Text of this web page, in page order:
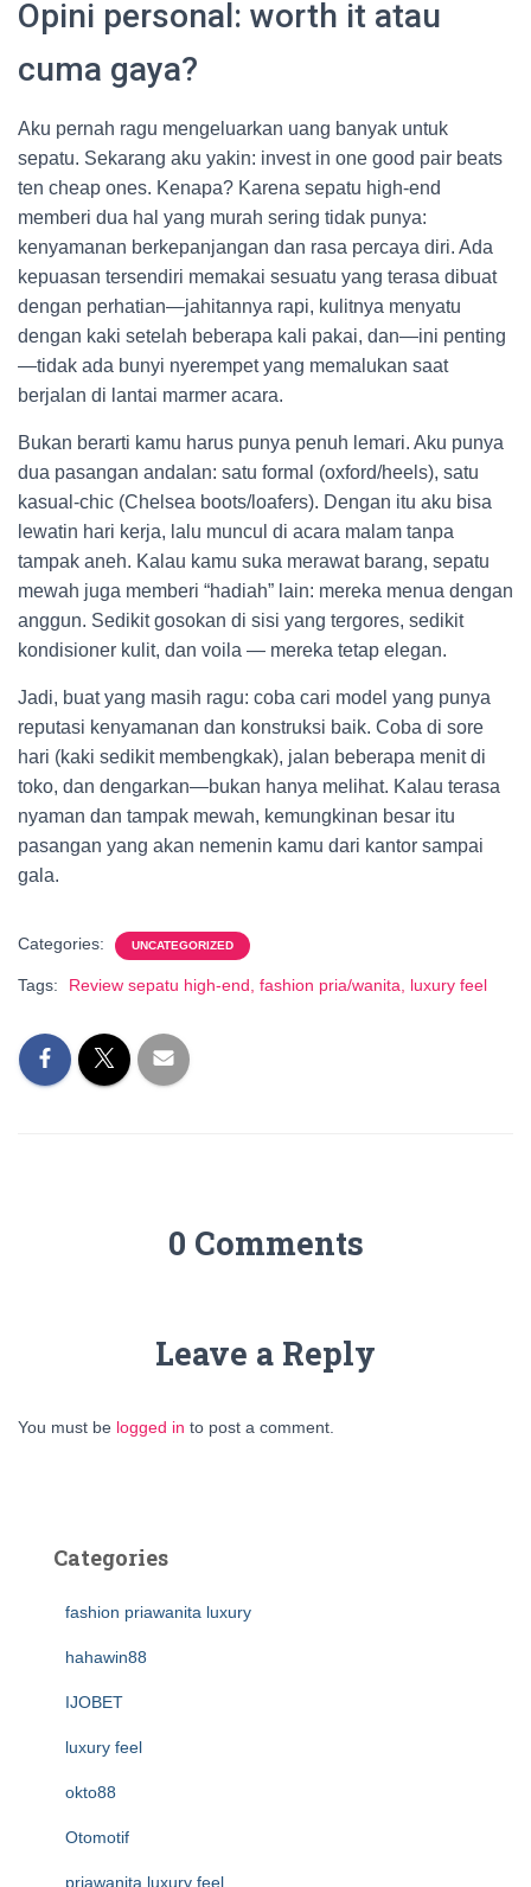
Opini personal: worth it atau
cuma gaya?
Aku pernah ragu mengeluarkan uang banyak untuk
sepatu. Sekarang aku yakin: invest in one good pair beats
ten cheap ones. Kenapa? Karena sepatu high-end
memberi dua hal yang murah sering tidak punya:
kenyamanan berkepanjangan dan rasa percaya diri. Ada
kepuasan tersendiri memakai sesuatu yang terasa dibuat
dengan perhatian—jahitannya rapi, kulitnya menyatu
dengan kaki setelah beberapa kali pakai, dan—ini penting
—tidak ada bunyi nyerempet yang memalukan saat
berjalan di lantai marmer acara.
Bukan berarti kamu harus punya penuh lemari. Aku punya
dua pasangan andalan: satu formal (oxford/heels), satu
kasual-chic (Chelsea boots/loafers). Dengan itu aku bisa
lewatin hari kerja, lalu muncul di acara malam tanpa
tampak aneh. Kalau kamu suka merawat barang, sepatu
mewah juga memberi “hadiah” lain: mereka menua dengan
anggun. Sedikit gosokan di sisi yang tergores, sedikit
kondisioner kulit, dan voila — mereka tetap elegan.
Jadi, buat yang masih ragu: coba cari model yang punya
reputasi kenyamanan dan konstruksi baik. Coba di sore
hari (kaki sedikit membengkak), jalan beberapa menit di
toko, dan dengarkan—bukan hanya melihat. Kalau terasa
nyaman dan tampak mewah, kemungkinan besar itu
pasangan yang akan nemenin kamu dari kantor sampai
gala.
Categories: UNCATEGORIZED
Tags: Review sepatu high-end, fashion pria/wanita, luxury feel
0 Comments
Leave a Reply
You must be logged in to post a comment.
Categories
fashion priawanita luxury
hahawin88
IJOBET
luxury feel
okto88
Otomotif
priawanita luxury feel